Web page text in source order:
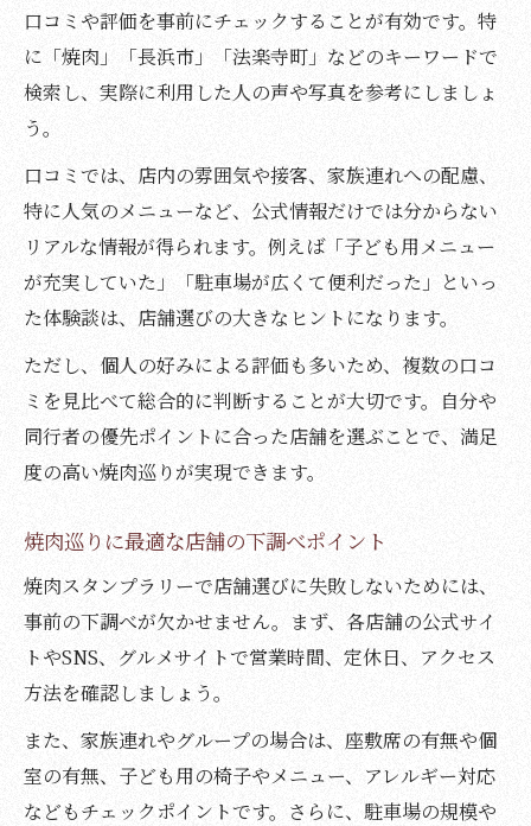
口コミや評価を事前にチェックすることが有効です。特
に「焼肉」「長浜市」「法楽寺町」などのキーワードで
検索し、実際に利用した人の声や写真を参考にしましょ
う。
口コミでは、店内の雰囲気や接客、家族連れへの配慮、
特に人気のメニューなど、公式情報だけでは分からない
リアルな情報が得られます。例えば「子ども用メニュー
が充実していた」「駐車場が広くて便利だった」といっ
た体験談は、店舗選びの大きなヒントになります。
ただし、個人の好みによる評価も多いため、複数の口コ
ミを見比べて総合的に判断することが大切です。自分や
同行者の優先ポイントに合った店舗を選ぶことで、満足
度の高い焼肉巡りが実現できます。
焼肉巡りに最適な店舗の下調べポイント
焼肉スタンプラリーで店舗選びに失敗しないためには、
事前の下調べが欠かせません。まず、各店舗の公式サイ
トやSNS、グルメサイトで営業時間、定休日、アクセス
方法を確認しましょう。
また、家族連れやグループの場合は、座敷席の有無や個
室の有無、子ども用の椅子やメニュー、アレルギー対応
などもチェックポイントです。さらに、駐車場の規模や